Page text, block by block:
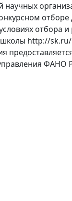
научных
отбора и
http://
ФАНО